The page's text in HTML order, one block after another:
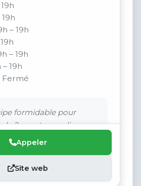
– 19h
– 19h
19h
Fermé
formidable pour
2 monte-escaliers.
Appeler
Site web